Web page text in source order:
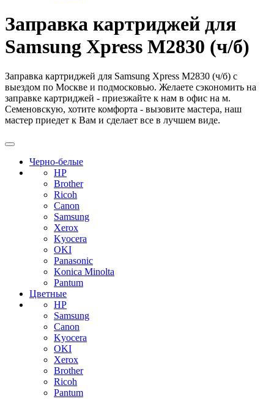
Заправка картриджей для
Samsung Xpress M2830 (ч/б)
Заправка картриджей для Samsung Xpress M2830 (ч/б) с
выездом по Москве и подмосковью. Желаете сэкономить на
заправке картриджей - приезжайте к нам в офис на м.
Семеновскую, хотите комфорта - вызовите мастера, наш
мастер приедет к Вам и сделает все в лучшем виде.
Черно-белые
HP
Brother
Ricoh
Canon
Samsung
Xerox
Kyocera
OKI
Panasonic
Konica Minolta
Pantum
Цветные
HP
Samsung
Canon
Kyocera
OKI
Xerox
Brother
Ricoh
Pantum